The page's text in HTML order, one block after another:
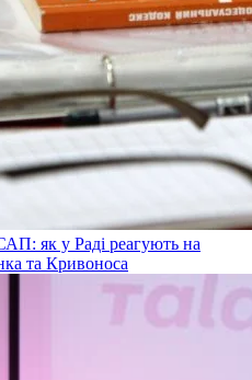
як у Раді реагують на
та Кривоноса